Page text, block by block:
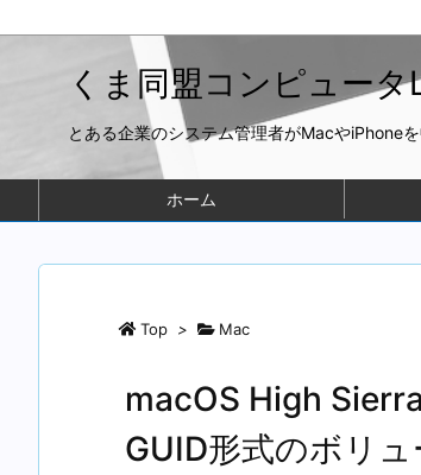
くま同盟コンピュータ
とある企業のシステム管理者がMacやiPhone
ホーム
Top > Mac
macOS High
GUID形式のボリ